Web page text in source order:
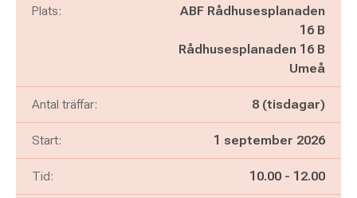
Plats:
ABF Rådhusesplanaden
16 B
Rådhusesplanaden 16 B
Umeå
Antal träffar: 8 (tisdagar)
Start: 1 september 2026
Tid: Pågår mellan
10.00 - och
12.00